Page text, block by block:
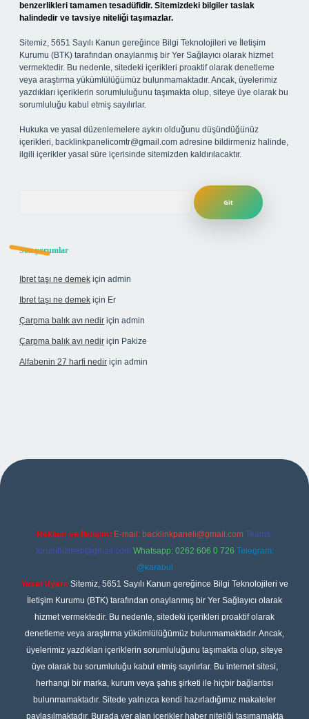
benzerlikleri tamamen tesadüfidir. Sitemizdeki bilgiler taslak
halindedir ve tavsiye niteliği taşımazlar.
Sitemiz, 5651 Sayılı Kanun gereğince Bilgi Teknolojileri ve İletişim
Kurumu (BTK) tarafından onaylanmış bir Yer Sağlayıcı olarak hizmet
vermektedir. Bu nedenle, sitedeki içerikleri proaktif olarak denetleme
veya araştırma yükümlülüğümüz bulunmamaktadır. Ancak, üyelerimiz
yazdıkları içeriklerin sorumluluğunu taşımakta olup, siteye üye olarak bu
sorumluluğu kabul etmiş sayılırlar.
Hukuka ve yasal düzenlemelere aykırı olduğunu düşündüğünüz
içerikleri, backlinkpanelicomtr@gmail.com adresine bildirmeniz halinde,
ilgili içerikler yasal süre içerisinde sitemizden kaldırılacaktır.
Son yorumlar
Ibret taşı ne demek için admin
Ibret taşı ne demek için Er
Çarpma balık avı nedir için admin
Çarpma balık avı nedir için Pakize
Alfabenin 27 harfi nedir için admin
giriş
Reklam ve İletişim: E-mail: backlinkpaneli@gmail.com Teams:
forumhizmeti@gmail.com Whatsapp: 0262 606 0 726 Telegram:
@karabul
Yasal Uyarı: Sitemiz, 5651 Sayılı Kanun gereğince Bilgi Teknolojileri ve
İletişim Kurumu (BTK) tarafından onaylanmış bir Yer Sağlayıcı olarak
hizmet vermektedir. Bu nedenle, sitedeki içerikleri proaktif olarak
denetleme veya araştırma yükümlülüğümüz bulunmamaktadır. Ancak,
üyelerimiz yazdıkları içeriklerin sorumluluğunu taşımakta olup, siteye
üye olarak bu sorumluluğu kabul etmiş sayılırlar. Bu internet sitesi,
herhangi bir marka, kurum veya şahıs şirketi ile hiçbir bağlantısı
bulunmamaktadır. Sitede yalnızca kendi hazırladığımız makaleler
paylaşılmaktadır. Burada yer alan içerikler haber niteliği taşımamakta